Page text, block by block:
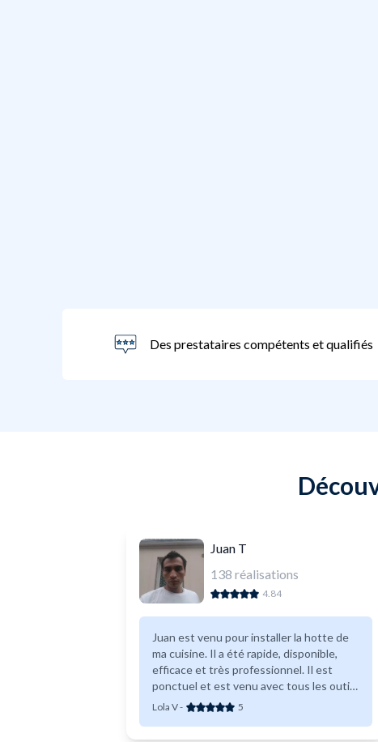
Des prestataires compétents et qualifiés
Juan T
138 réalisations
4.84
Juan est venu pour installer la hotte de
ma cuisine. Il a été rapide, disponible,
efficace et très professionnel. Il est
ponctuel et est venu avec tous les outils
nécessaires et adaptés. Je le
Lola V- 5